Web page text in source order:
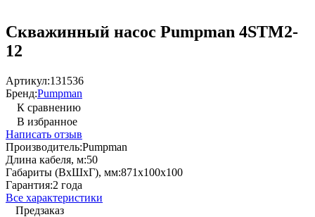
Скважинный насос Pumpman 4STM2-
12
Артикул:131536
Бренд:Pumpman
К сравнению
В избранное
Написать отзыв
Производитель:Pumpman
Длина кабеля, м:50
Габариты (ВхШхГ), мм:871х100х100
Гарантия:2 года
Все характеристики
Предзаказ